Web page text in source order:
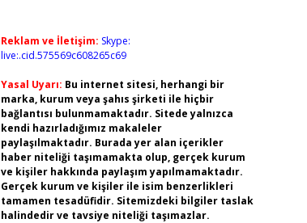
Reklam ve İletişim: Skype:
live:.cid.575569c608265c69
Yasal Uyarı: Bu internet sitesi, herhangi bir
marka, kurum veya şahıs şirketi ile hiçbir
bağlantısı bulunmamaktadır. Sitede yalnızca
kendi hazırladığımız makaleler
paylaşılmaktadır. Burada yer alan içerikler
haber niteliği taşımamakta olup, gerçek kurum
ve kişiler hakkında paylaşım yapılmamaktadır.
Gerçek kurum ve kişiler ile isim benzerlikleri
tamamen tesadüfidir. Sitemizdeki bilgiler taslak
halindedir ve tavsiye niteliği taşımazlar.